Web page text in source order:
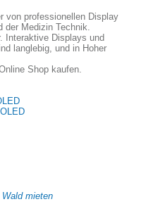
von professionellen Display
der Medizin Technik.
Interaktive Displays und
langlebig, und in Hoher
Shop kaufen.
mieten